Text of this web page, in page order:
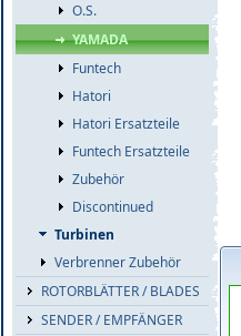
O.S.
YAMADA
Funtech
Hatori
Hatori Ersatzteile
Funtech Ersatzteile
Zubehör
Discontinued
Turbinen
Verbrenner Zubehör
ROTORBLÄTTER / BLADES
SENDER / EMPFÄNGER